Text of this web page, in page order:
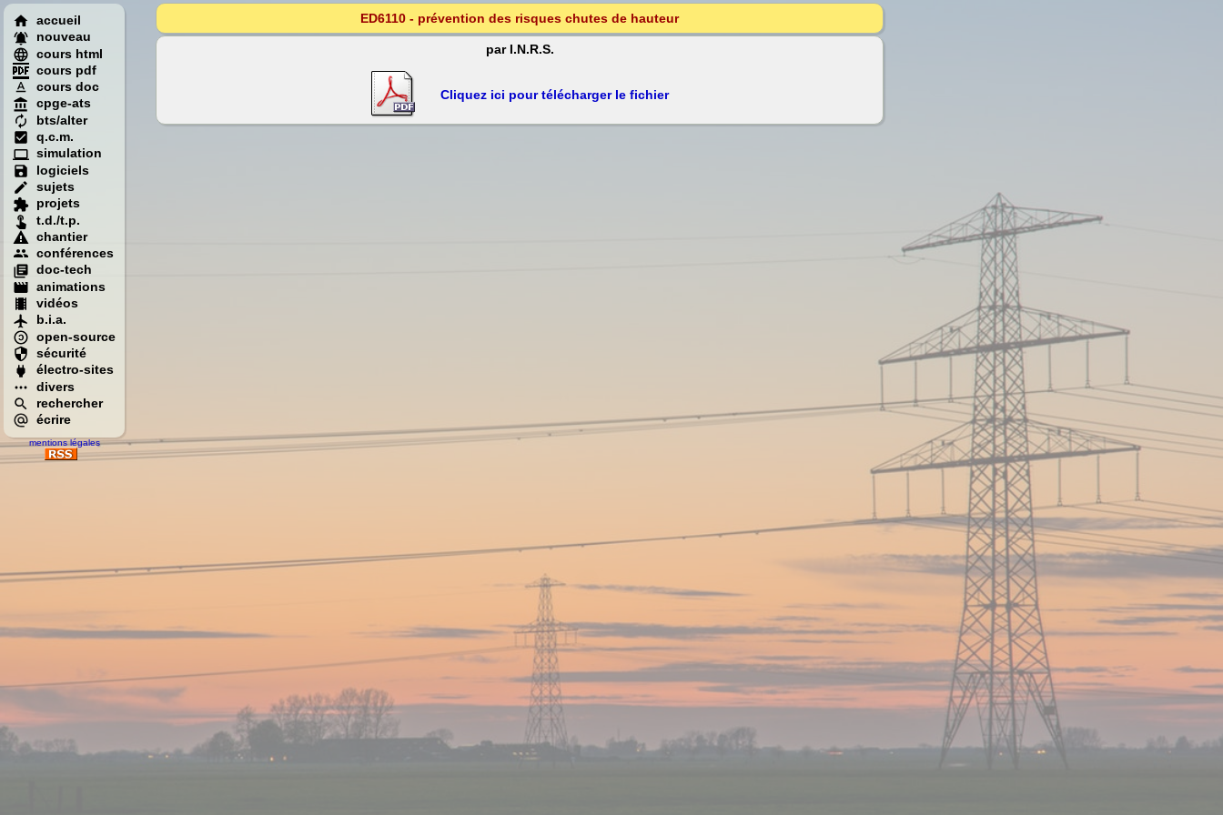
accueil
nouveau
cours html
cours pdf
cours doc
cpge-ats
bts/alter
q.c.m.
simulation
logiciels
sujets
projets
t.d./t.p.
chantier
conférences
doc-tech
animations
vidéos
b.i.a.
open-source
sécurité
électro-sites
divers
rechercher
écrire
mentions légales
ED6110 - prévention des risques chutes de hauteur
par I.N.R.S.
Cliquez ici pour télécharger le fichier